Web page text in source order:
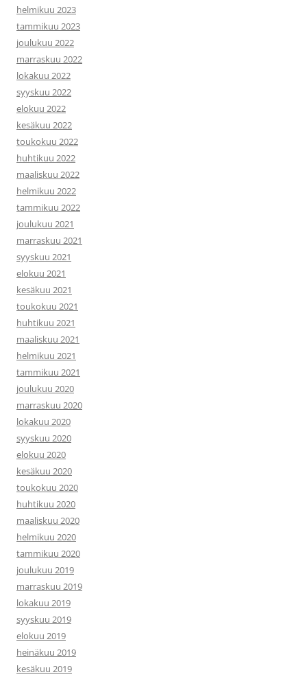
helmikuu 2023
tammikuu 2023
joulukuu 2022
marraskuu 2022
lokakuu 2022
syyskuu 2022
elokuu 2022
kesäkuu 2022
toukokuu 2022
huhtikuu 2022
maaliskuu 2022
helmikuu 2022
tammikuu 2022
joulukuu 2021
marraskuu 2021
syyskuu 2021
elokuu 2021
kesäkuu 2021
toukokuu 2021
huhtikuu 2021
maaliskuu 2021
helmikuu 2021
tammikuu 2021
joulukuu 2020
marraskuu 2020
lokakuu 2020
syyskuu 2020
elokuu 2020
kesäkuu 2020
toukokuu 2020
huhtikuu 2020
maaliskuu 2020
helmikuu 2020
tammikuu 2020
joulukuu 2019
marraskuu 2019
lokakuu 2019
syyskuu 2019
elokuu 2019
heinäkuu 2019
kesäkuu 2019